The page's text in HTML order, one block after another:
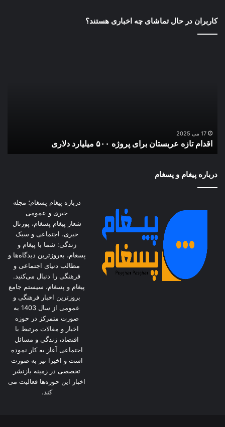
کاربران در حال تماشای چه اخباری هستند؟
17 می 2025
اقدام تازه عربستان برای پروژه ۵۰۰ میلیارد دلاری
درباره پیغام و پسغام
درباره پیغام پسغام؛ مجله
خبری و عمومی
شعار پیغام پسغام، پورتال
خبری، اجتماعی و سبک
زندگی: شما با پیغام و
پسغام، به‌روزترین دیدگاه‌ها و
مطالب دنیای اجتماعی و
فرهنگی را دنبال می‌کنید.
پیغام و پسغام، سیستم جامع
بروزترین اخبار فرهنگی و
عمومی از سال 1403 به
صورت متمرکز در حوزه
اخبار و مقالات مرتبط با
اقتصاد، زندگی و مسائل
اجتماعی آغاز به کار نموده
است و اخیرا نیز به صورت
تخصصی در زمینه بازنشر
اخبار این حوزه‌ها فعالیت می
کند.